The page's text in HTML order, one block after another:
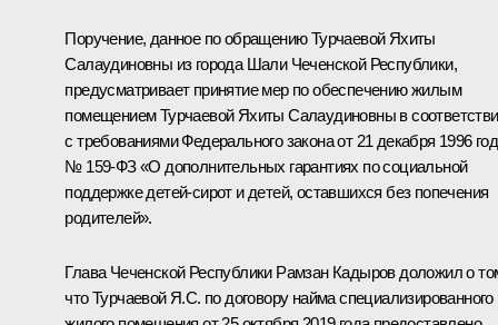
Поручение, данное по обращению Турчаевой Яхиты
Салаудиновны из города Шали Чеченской Республики,
предусматривает принятие мер по обеспечению жилым
помещением Турчаевой Яхиты Салаудиновны в
с требованиями Федерального закона от 21 декабря 1996
№ 159-ФЗ «О дополнительных гарантиях по социальной
поддержке детей-сирот и детей, оставшихся без попечения
родителей».
Глава Чеченской Республики Рамзан Кадыров доложил о
что Турчаевой Я.С. по договору найма специализированного